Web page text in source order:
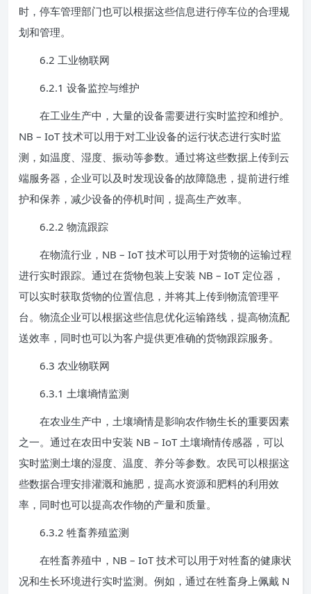
时，停车管理部门也可以根据这些信息进行停车位的合理规
划和管理。
6.2 工业物联网
6.2.1 设备监控与维护
在工业生产中，大量的设备需要进行实时监控和维护。
NB – IoT 技术可以用于对工业设备的运行状态进行实时监
测，如温度、湿度、振动等参数。通过将这些数据上传到云
端服务器，企业可以及时发现设备的故障隐患，提前进行维
护和保养，减少设备的停机时间，提高生产效率。
6.2.2 物流跟踪
在物流行业，NB – IoT 技术可以用于对货物的运输过程
进行实时跟踪。通过在货物包装上安装 NB – IoT 定位器，
可以实时获取货物的位置信息，并将其上传到物流管理平
台。物流企业可以根据这些信息优化运输路线，提高物流配
送效率，同时也可以为客户提供更准确的货物跟踪服务。
6.3 农业物联网
6.3.1 土壤墒情监测
在农业生产中，土壤墒情是影响农作物生长的重要因素
之一。通过在农田中安装 NB – IoT 土壤墒情传感器，可以
实时监测土壤的湿度、温度、养分等参数。农民可以根据这
些数据合理安排灌溉和施肥，提高水资源和肥料的利用效
率，同时也可以提高农作物的产量和质量。
6.3.2 牲畜养殖监测
在牲畜养殖中，NB – IoT 技术可以用于对牲畜的健康状
况和生长环境进行实时监测。例如，通过在牲畜身上佩戴 N